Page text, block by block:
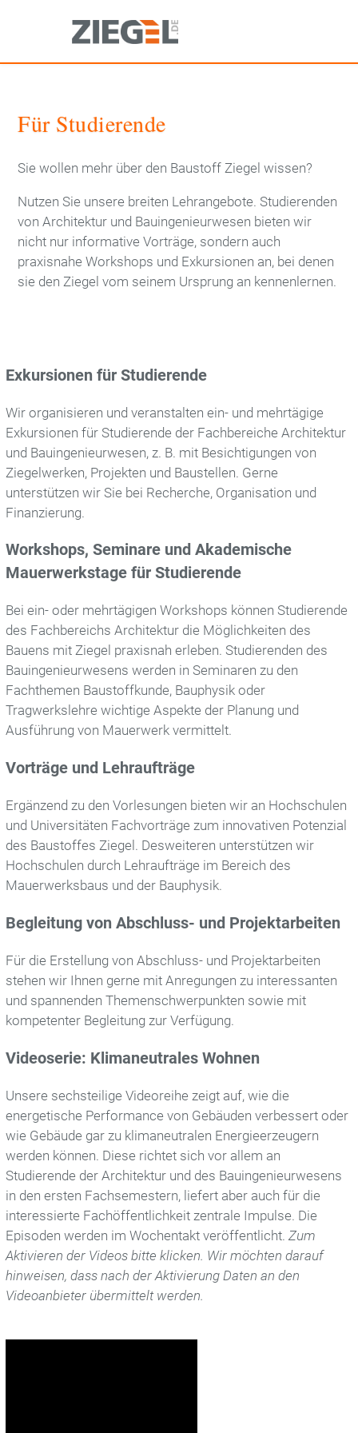
Downloads
Newsletter
Hintermauerziegel
Vormauerziegel
Pflasterklinker
Ziegelherstellung
Themen
Bauen / Wohnen
Rohstoffe / Umwelt
Nachhaltigkeit
Energie / Klima
Verband
Mitglieder
Vorstand
Netzwerk
Für Lehrende
Für Studierende
Publikationen
Ziegelarchitektur
Initiativen
Für Studierende
Sie wollen mehr über den Baustoff Ziegel wissen?
Nutzen Sie unsere breiten Lehrangebote. Studierenden
von Architektur und Bauingenieurwesen bieten wir
nicht nur informative Vorträge, sondern auch
praxisnahe Workshops und Exkursionen an, bei denen
sie den Ziegel vom seinem Ursprung an kennenlernen.
Exkursionen für Studierende
Wir organisieren und veranstalten ein- und mehrtägige
Exkursionen für Studierende der Fachbereiche Architektur
und Bauingenieurwesen, z. B. mit Besichtigungen von
Ziegelwerken, Projekten und Baustellen. Gerne
unterstützen wir Sie bei Recherche, Organisation und
Finanzierung.
Workshops, Seminare und Akademische
Mauerwerkstage für Studierende
Bei ein- oder mehrtägigen Workshops können Studierende
des Fachbereichs Architektur die Möglichkeiten des
Bauens mit Ziegel praxisnah erleben. Studierenden des
Bauingenieurwesens werden in Seminaren zu den
Fachthemen Baustoffkunde, Bauphysik oder
Tragwerkslehre wichtige Aspekte der Planung und
Ausführung von Mauerwerk vermittelt.
Vorträge und Lehraufträge
Ergänzend zu den Vorlesungen bieten wir an Hochschulen
und Universitäten Fachvorträge zum innovativen Potenzial
des Baustoffes Ziegel. Desweiteren unterstützen wir
Hochschulen durch Lehraufträge im Bereich des
Mauerwerksbaus und der Bauphysik.
Begleitung von Abschluss- und Projektarbeiten
Für die Erstellung von Abschluss- und Projektarbeiten
stehen wir Ihnen gerne mit Anregungen zu interessanten
und spannenden Themenschwerpunkten sowie mit
kompetenter Begleitung zur Verfügung.
Videoserie: Klimaneutrales Wohnen
Unsere sechsteilige Videoreihe zeigt auf, wie die
energetische Performance von Gebäuden verbessert oder
wie Gebäude gar zu klimaneutralen Energieerzeugern
werden können. Diese richtet sich vor allem an
Studierende der Architektur und des Bauingenieurwesens
in den ersten Fachsemestern, liefert aber auch für die
interessierte Fachöffentlichkeit zentrale Impulse. Die
Episoden werden im Wochentakt veröffentlicht.Zum
Aktivieren der Videos bitte klicken. Wir möchten darauf
hinweisen, dass nach der Aktivierung Daten an den
Videoanbieter übermittelt werden.